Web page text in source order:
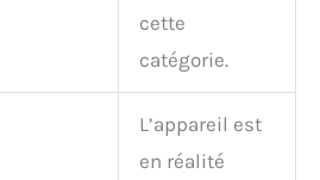
cette
catégorie.
L’appareil est
en réalité